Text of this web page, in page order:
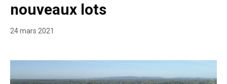
nouveaux lots
24 mars 2021